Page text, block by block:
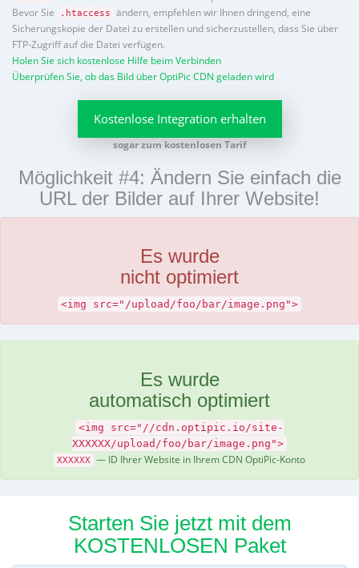
Bevor Sie
.htaccess
ändern, empfehlen wir Ihnen dringend, eine
Sicherungskopie der Datei zu erstellen und sicherzustellen, dass Sie über
FTP-Zugriff auf die Datei verfügen.
Holen Sie sich kostenlose Hilfe beim Verbinden
Überprüfen Sie, ob das Bild über OptiPic CDN geladen wird
Kostenlose Integration erhalten
sogar zum kostenlosen Tarif
Möglichkeit #4: Ändern Sie einfach die
URL der Bilder auf Ihrer Website!
Es wurde
nicht optimiert
<img src="/upload/foo/bar/image.png">
Es wurde
automatisch optimiert
<img src="//cdn.optipic.io/site-
XXXXXX/upload/foo/bar/image.png">
XXXXXX — ID Ihrer Website in Ihrem CDN OptiPic-Konto
Starten Sie jetzt mit dem
KOSTENLOSEN Paket